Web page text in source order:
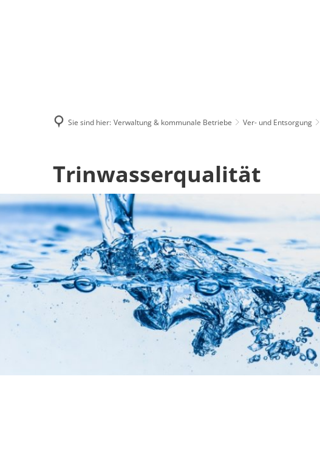
Sie sind hier: Verwaltung & kommunale Betriebe Ver- und Entsorgung
Trinkwasserqualität
Trinwasserqualität